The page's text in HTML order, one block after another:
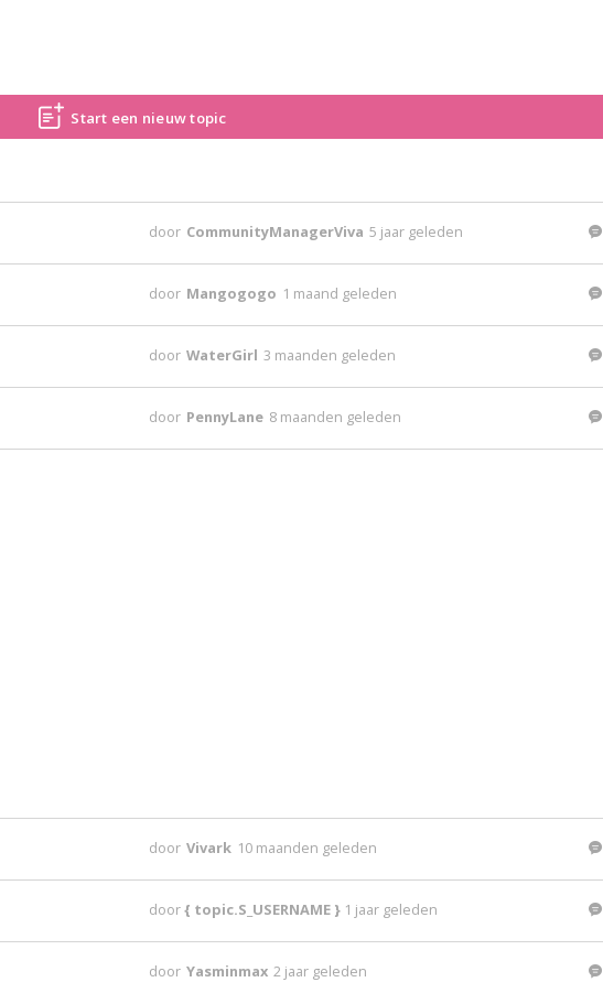
Start een nieuw topic
door CommunityManagerViva 5 jaar geleden
door Mangogogo 1 maand geleden
door WaterGirl 3 maanden geleden
door PennyLane 8 maanden geleden
door Vivark 10 maanden geleden
door{ topic.S_USERNAME } 1 jaar geleden
door Yasminmax 2 jaar geleden